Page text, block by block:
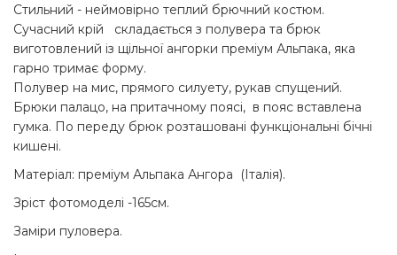
Стильний - неймовірно теплий брючний костюм.
Сучасний крій складається з полувера та брюк
виготовлений із щільної ангорки преміум Альпака, яка
гарно тримає форму.
Полувер на мис, прямого силуету, рукав спущений.
Брюки палацо, на притачному поясі, в пояс вставлена
гумка. По переду брюк розташовані функціональні бічні
кишені.
Матеріал: преміум Альпака Ангора (Італія).
Зріст фотомоделі -165см.
Заміри пуловера.